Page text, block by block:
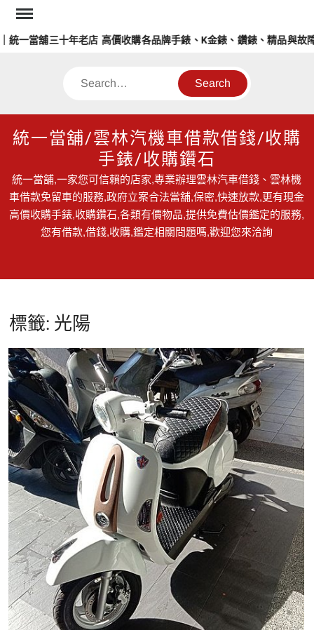
Skip
content
一當舖三十年老店 高價收購各品牌手錶、K金錶、鑽錶、精品與故障
Search
統一當舖/雲林汽機車借款借錢/收購
手錶/收購鑽石
統一當舖,一家您可信賴的店家,專業辦理雲林汽車借錢、雲林機
車借款免留車的服務,政府立案合法當舖,保密,快速放款,更有現金
高價收購手錶,收購鑽石,各類有價物品,提供免費估價鑑定的服務,
您有借款,借錢,收購,鑑定相關問題嗎,歡迎您來洽詢
標籤: 光陽